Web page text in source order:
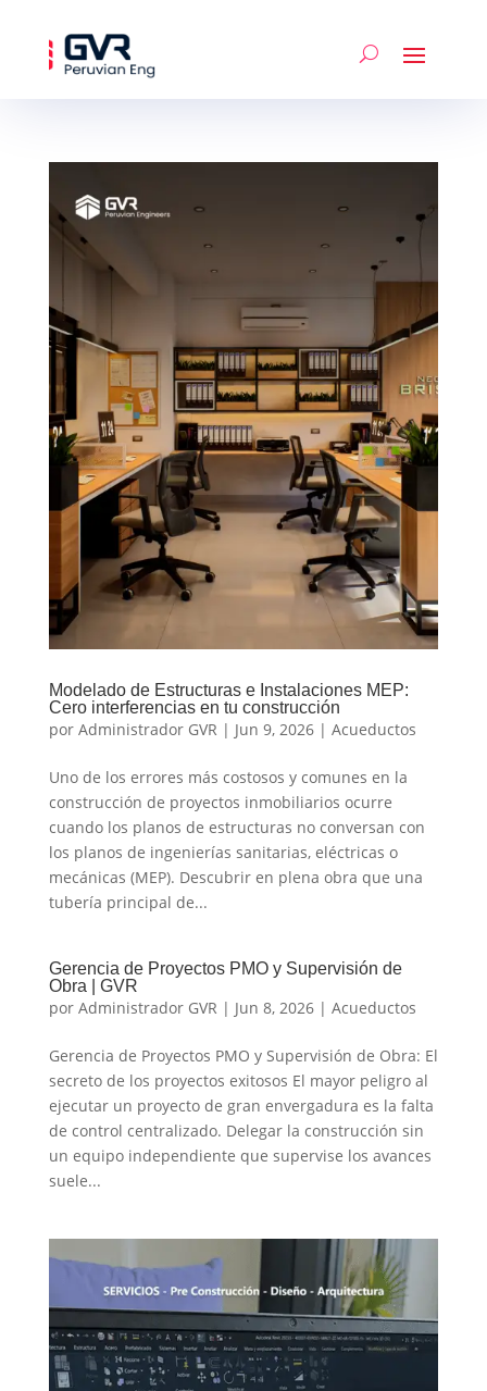
Modelado de Estructuras e Instalaciones MEP:
Cero interferencias en tu construcción
por Administrador GVR | Jun 9, 2026| Acueductos
Uno de los errores más costosos y comunes en la
construcción de proyectos inmobiliarios ocurre
cuando los planos de estructuras no conversan con
los planos de ingenierías sanitarias, eléctricas o
mecánicas (MEP). Descubrir en plena obra que una
tubería principal de...
Gerencia de Proyectos PMO y Supervisión de
Obra | GVR
por Administrador GVR | Jun 8, 2026| Acueductos
Gerencia de Proyectos PMO y Supervisión de Obra: El
secreto de los proyectos exitosos El mayor peligro al
ejecutar un proyecto de gran envergadura es la falta
de control centralizado. Delegar la construcción sin
un equipo independiente que supervise los avances
suele...